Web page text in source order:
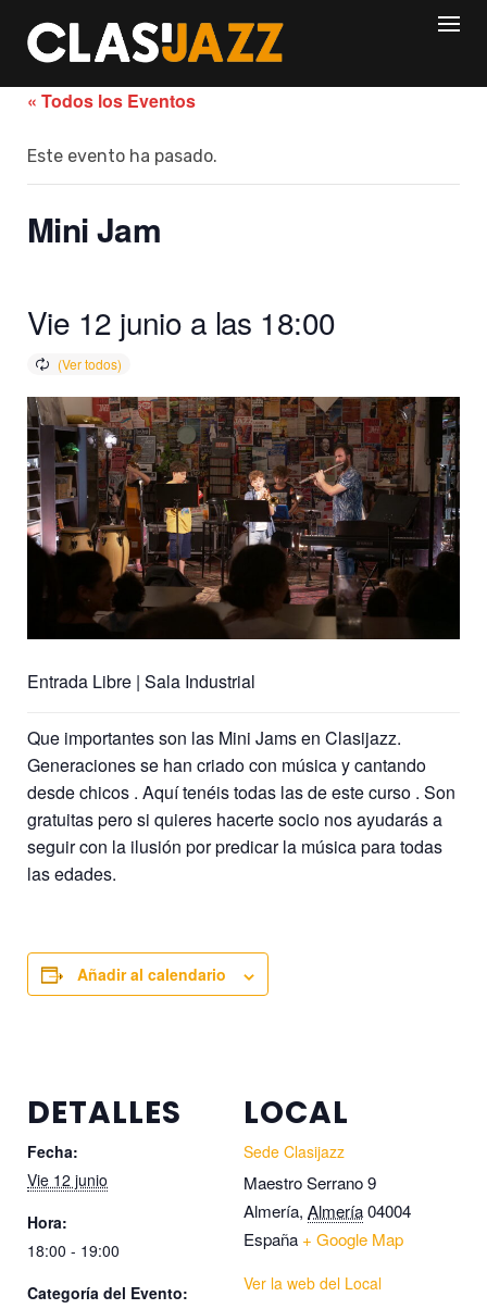
content
« Todos los Eventos
Este evento ha pasado.
Mini Jam
Vie 12 junio a las 18:00
Entrada Libre | Sala Industrial
Que importantes son las Mini Jams en Clasijazz.
Generaciones se han criado con música y cantando
desde chicos . Aquí tenéis todas las de este curso . Son
gratuitas pero si quieres hacerte socio nos ayudarás a
seguir con la ilusión por predicar la música para todas
las edades.
Añadir al calendario
DETALLES
Fecha:
Vie 12 junio
Hora:
18:00 - 19:00
Categoría del Evento:
LOCAL
Sede Clasijazz
Maestro Serrano 9
Almería, Almería04004
España + Google Map
Ver la web del Local